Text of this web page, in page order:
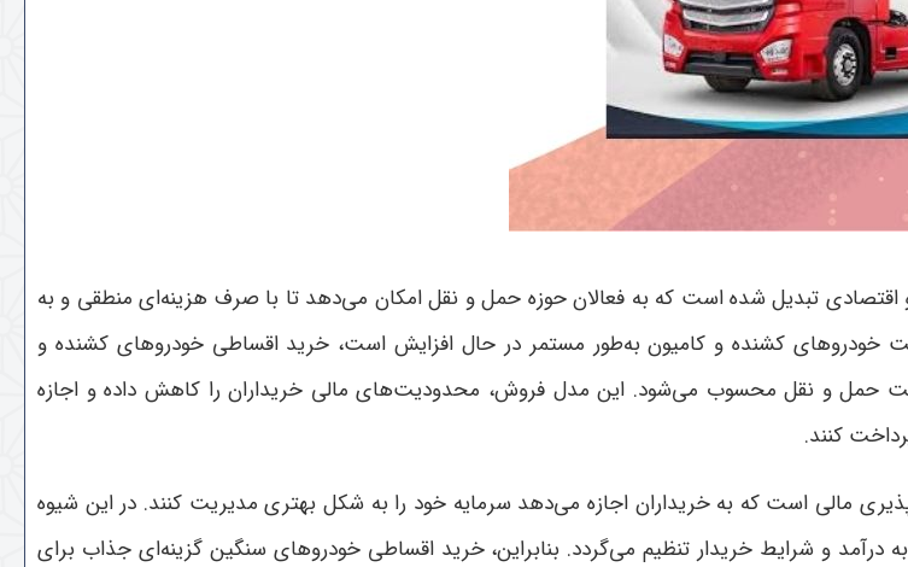
اقتصادی تبدیل شده است که به فعالان حوزه حمل و نقل امکان می‌دهد تا با صرف هزینه‌ای منطقی و به
خودروهای کشنده و کامیون به‌طور مستمر در حال افزایش است، خرید اقساطی خودروهای کشنده و
حمل و نقل محسوب می‌شود. این مدل فروش، محدودیت‌های مالی خریداران را کاهش داده و اجازه
کنند.
مالی است که به خریداران اجازه می‌دهد سرمایه خود را به شکل بهتری مدیریت کنند. در این شیوه
و شرایط خریدار تنظیم می‌گردد. بنابراین، خرید اقساطی خودروهای سنگین گزینه‌ای جذاب برای